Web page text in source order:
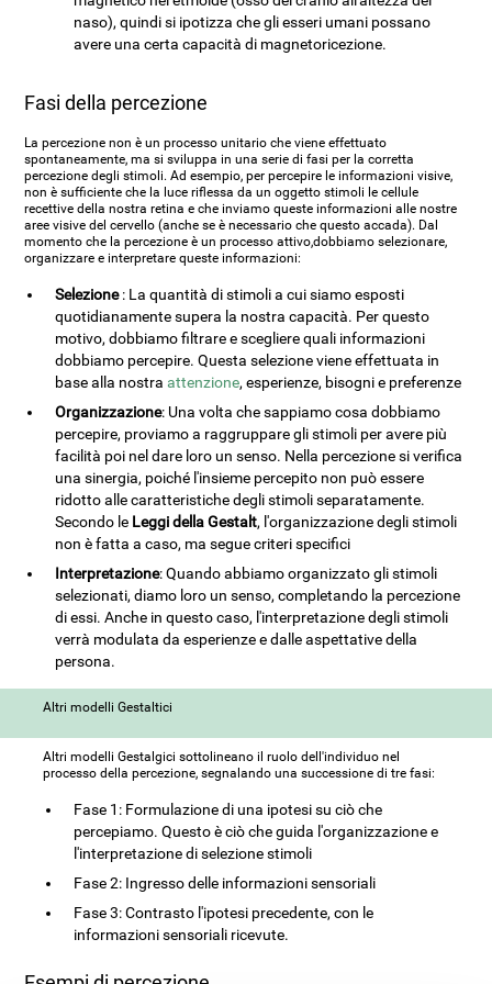
naso), quindi si ipotizza che gli esseri umani possano
avere una certa capacità di magnetoricezione.
Fasi della percezione
La percezione non è un processo unitario che viene effettuato
spontaneamente, ma si sviluppa in una serie di fasi per la corretta
percezione degli stimoli. Ad esempio, per percepire le informazioni visive,
non è sufficiente che la luce riflessa da un oggetto stimoli le cellule
recettive della nostra retina e che inviamo queste informazioni alle nostre
aree visive del cervello (anche se è necessario che questo accada). Dal
momento che la percezione è un processo attivo,dobbiamo selezionare,
organizzare e interpretare queste informazioni:
Selezione: La quantità di stimoli a cui siamo esposti
quotidianamente supera la nostra capacità. Per questo
motivo, dobbiamo filtrare e scegliere quali informazioni
dobbiamo percepire. Questa selezione viene effettuata in
base alla nostra attenzione, esperienze, bisogni e preferenze
Organizzazione: Una volta che sappiamo cosa dobbiamo
percepire, proviamo a raggruppare gli stimoli per avere più
facilità poi nel dare loro un senso. Nella percezione si verifica
una sinergia, poiché l'insieme percepito non può essere
ridotto alle caratteristiche degli stimoli separatamente.
Secondo le Leggi della Gestalt, l'organizzazione degli stimoli
non è fatta a caso, ma segue criteri specifici
Interpretazione: Quando abbiamo organizzato gli stimoli
selezionati, diamo loro un senso, completando la percezione
di essi. Anche in questo caso, l'interpretazione degli stimoli
verrà modulata da esperienze e dalle aspettative della
persona.
Altri modelli Gestaltici
Altri modelli Gestalgici sottolineano il ruolo dell'individuo nel
processo della percezione, segnalando una successione di tre fasi:
Fase 1: Formulazione di una ipotesi su ciò che
percepiamo. Questo è ciò che guida l'organizzazione e
l'interpretazione di selezione stimoli
Fase 2: Ingresso delle informazioni sensoriali
Fase 3: Contrasto l'ipotesi precedente, con le
informazioni sensoriali ricevute.